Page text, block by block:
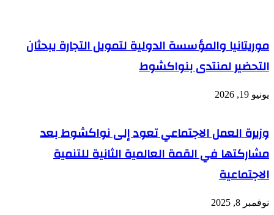
موريتانيا والمؤسسة الدولية لتمويل التجارة يبحثان
التحضير لمنتدى بنواكشوط
يونيو 19, 2026
وزيرة العمل الاجتماعي تعود إلى نواكشوط بعد
مشاركتها في القمة العالمية الثانية للتنمية
الاجتماعية
نوفمبر 8, 2025